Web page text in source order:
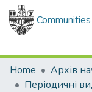
Home